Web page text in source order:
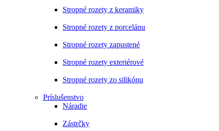
Stropné rozety z keramiky
Stropné rozety z porcelánu
Stropné rozety zapustené
Stropné rozety exteriérové
Stropné rozety zo silikónu
Príslušenstvo
Náradie
Zástrčky